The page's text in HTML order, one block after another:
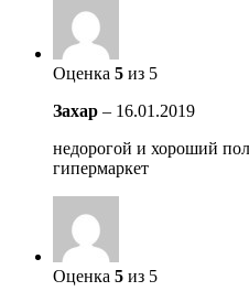
Оценка 5 из 5
Захар – 16.01.2019
недорогой и хороший
гипермаркет
Оценка 5 из 5